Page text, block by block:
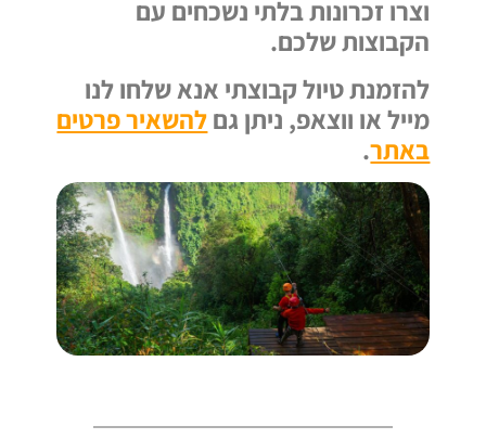
וצרו זכרונות בלתי נשכחים עם
הקבוצות שלכם.
להזמנת טיול קבוצתי אנא שלחו לנו
מייל או ווצאפ, ניתן גםלהשאיר פרטים
באתר.